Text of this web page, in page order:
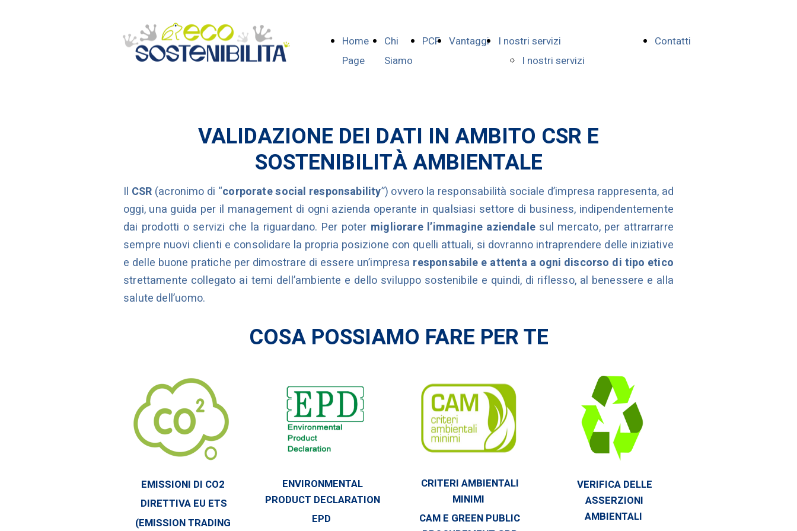
Home
Page
Chi
Siamo
PCF Vantaggi
I nostri servizi
I nostri servizi
Sotenibilità Ambientale
Contatti
VALIDAZIONE DEI DATI IN AMBITO CSR E
SOSTENIBILITÀ AMBIENTALE
Il CSR (acronimo di “corporate social responsability”) ovvero la responsabilità sociale d’impresa rappresenta, ad
oggi, una guida per il management di ogni azienda operante in qualsiasi settore di business, indipendentemente
dai prodotti o servizi che la riguardano. Per poter migliorare l’immagine aziendale sul mercato, per attrarrarre
sempre nuovi clienti e consolidare la propria posizione con quelli attuali, si dovranno intraprendere delle iniziative
e delle buone pratiche per dimostrare di essere un’impresa responsabile e attenta a ogni discorso di tipo etico
strettamente collegato ai temi dell’ambiente e dello sviluppo sostenibile e quindi, di riflesso, al benessere e alla
salute dell’uomo.
COSA POSSIAMO FARE PER TE
CRITERI AMBIENTALI
MINIMI
CAM E GREEN PUBLIC
ENVIRONMENTAL
PRODUCT DECLARATION
EPD
EMISSIONI DI CO2
DIRETTIVA EU ETS
(EMISSION TRADING
VERIFICA DELLE
ASSERZIONI
AMBIENTALI